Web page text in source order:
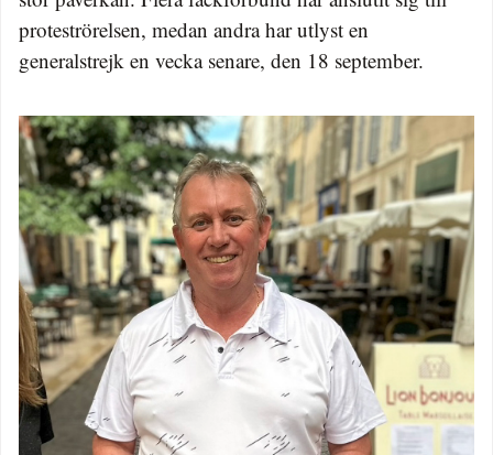
proteströrelsen, medan andra har utlyst en
generalstrejk en vecka senare, den 18 september.